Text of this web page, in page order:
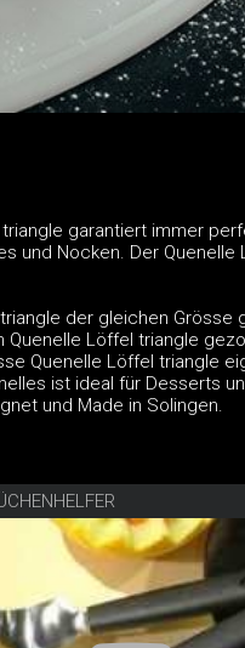
garantiert immer
und Nocken. Der
der gleichen Grösse
Quenelle Löffel triangle
Quenelle Löffel triangle
ist ideal für Desserts
und Made in Solingen.